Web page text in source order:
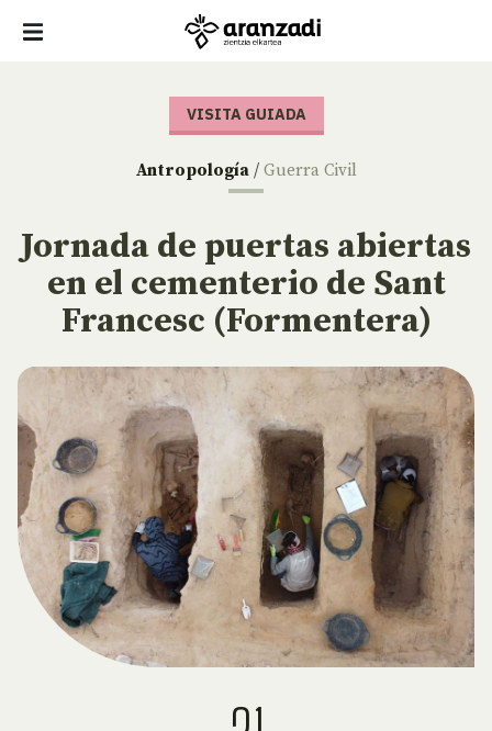
VISITA GUIADA
Antropología/ Guerra Civil
Jornada de puertas abiertas
en el cementerio de Sant
Francesc (Formentera)